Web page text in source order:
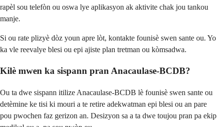
rapèl sou telefòn ou oswa lye aplikasyon ak aktivite chak jou tankou
manje.
Si ou rate plizyè dòz youn apre lòt, kontakte founisè swen sante ou. Yo
ka vle reevalye blesi ou epi ajiste plan tretman ou kòmsadwa.
Kilè mwen ka sispann pran Anacaulase-BCDB?
Ou ta dwe sispann itilize Anacaulase-BCDB lè founisè swen sante ou
detèmine ke tisi ki mouri a te retire adekwatman epi blesi ou an pare
pou pwochen faz gerizon an. Desizyon sa a ta dwe toujou pran pa ekip